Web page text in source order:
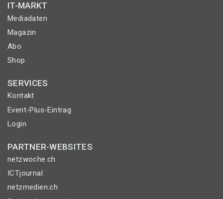
IT-MARKT
Mediadaten
Magazin
Abo
Shop
SERVICES
Kontakt
Event-Plus-Eintrag
Login
PARTNER-WEBSITES
netzwoche.ch
ICTjournal
netzmedien.ch